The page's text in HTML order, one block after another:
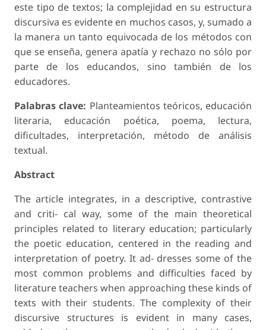
este tipo de textos; la complejidad en su estructura
discursiva es evidente en muchos casos, y, sumado a
la manera un tanto equivocada de los métodos con
que se enseña, genera apatía y rechazo no sólo por
parte de los educandos, sino también de los
educadores.
Palabras clave: Planteamientos teóricos, educación
literaria, educación poética, poema, lectura,
dificultades, interpretación, método de análisis
textual.
Abstract
The article integrates, in a descriptive, contrastive
and criti- cal way, some of the main theoretical
principles related to literary education; particularly
the poetic education, centered in the reading and
interpretation of poetry. It ad- dresses some of the
most common problems and difficulties faced by
literature teachers when approaching these kinds of
texts with their students. The complexity of their
discursive structures is evident in many cases,